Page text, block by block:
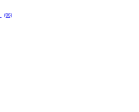
(06)